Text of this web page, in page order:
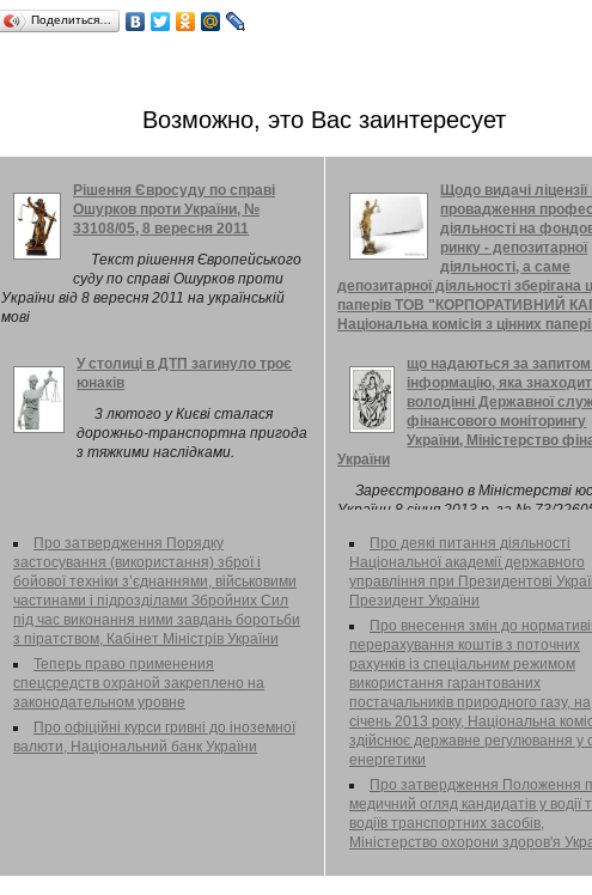
Поделиться…
Возможно, это Вас заинтересует
Рішення Євросуду по справі
Ошурков проти України, №
33108/05, 8 вересня 2011
Текст рішення Європейського
суду по справі Ошурков проти
України від 8 вересня 2011 на українській
мові
У столиці в ДТП загинуло троє
юнаків
3 лютого у Києві сталася
дорожньо-транспортна пригода
з тяжкими наслідками.
Про затвердження Порядку
застосування (використання) зброї і
бойової техніки з’єднаннями, військовими
частинами і підрозділами Збройних Сил
під час виконання ними завдань боротьби
з піратством, Кабінет Міністрів України
Теперь право применения
спецсредств охраной закреплено на
законодательном уровне
Про офіційні курси гривні до іноземної
валюти, Національний банк України
Щодо видачі ліцензії
провадження
діяльності на
ринку - депозитарної
діяльності, а саме
депозитарної діяльності зберігана
паперів ТОВ "КОРПОРАТИВНИЙ
Національна комісія з цінних
Щодо видачі ліцензії на
професійної діяльності на
— депозитарної діяльності, а саме
депозитарної діяльності зберігача
паперів ТОВ "КОРПОРАТИВНИЙ
що надаються за
інформацію, яка
володінні Державної
фінансового моніторингу
України, Міністерство
України
Зареєстровано в Міністерстві
України 8 січня 2013 р. за № 73/
Розміру фактичних витрат на
або друк документів, що надаються
запитом на інформацію, яка
володінні Державної служби
моніторингу України
Про деякі питання діяльності
Національної академії державного
управління при Президентові
Президент України
Про внесення змін до
перерахування коштів з поточних
рахунків із спеціальним режимом
використання гарантованих
постачальників природного газу, на
січень 2013 року, Національна
здійснює державне регулювання у
енергетики
Про затвердження Положення
медичний огляд кандидатів у водії
водіїв транспортних засобів,
Міністерство охорони здоров'я